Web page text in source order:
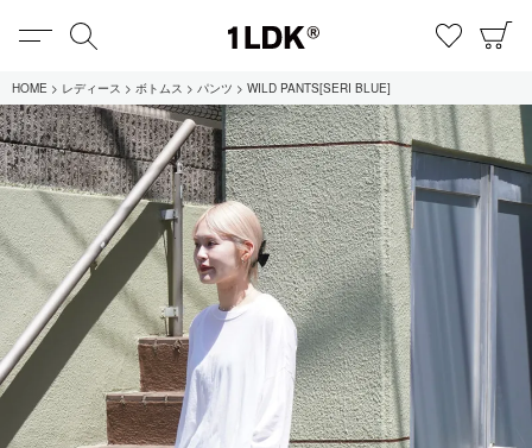
MENU お気に
在庫あり
全てのアイテム
限定
セール
全てのブランド
HOME レディース ボトムス パンツ WILD PANTS[SERI BLUE]